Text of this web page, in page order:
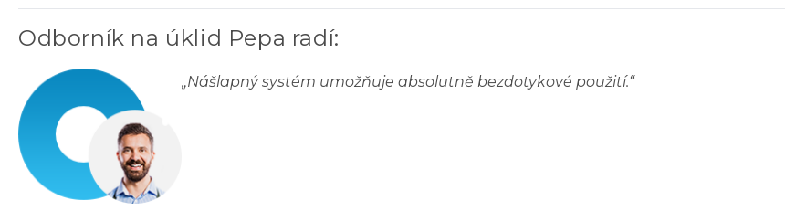
Odborník na úklid Pepa radí:
„Nášlapný systém umožňuje absolutně bezdotykové použití.“